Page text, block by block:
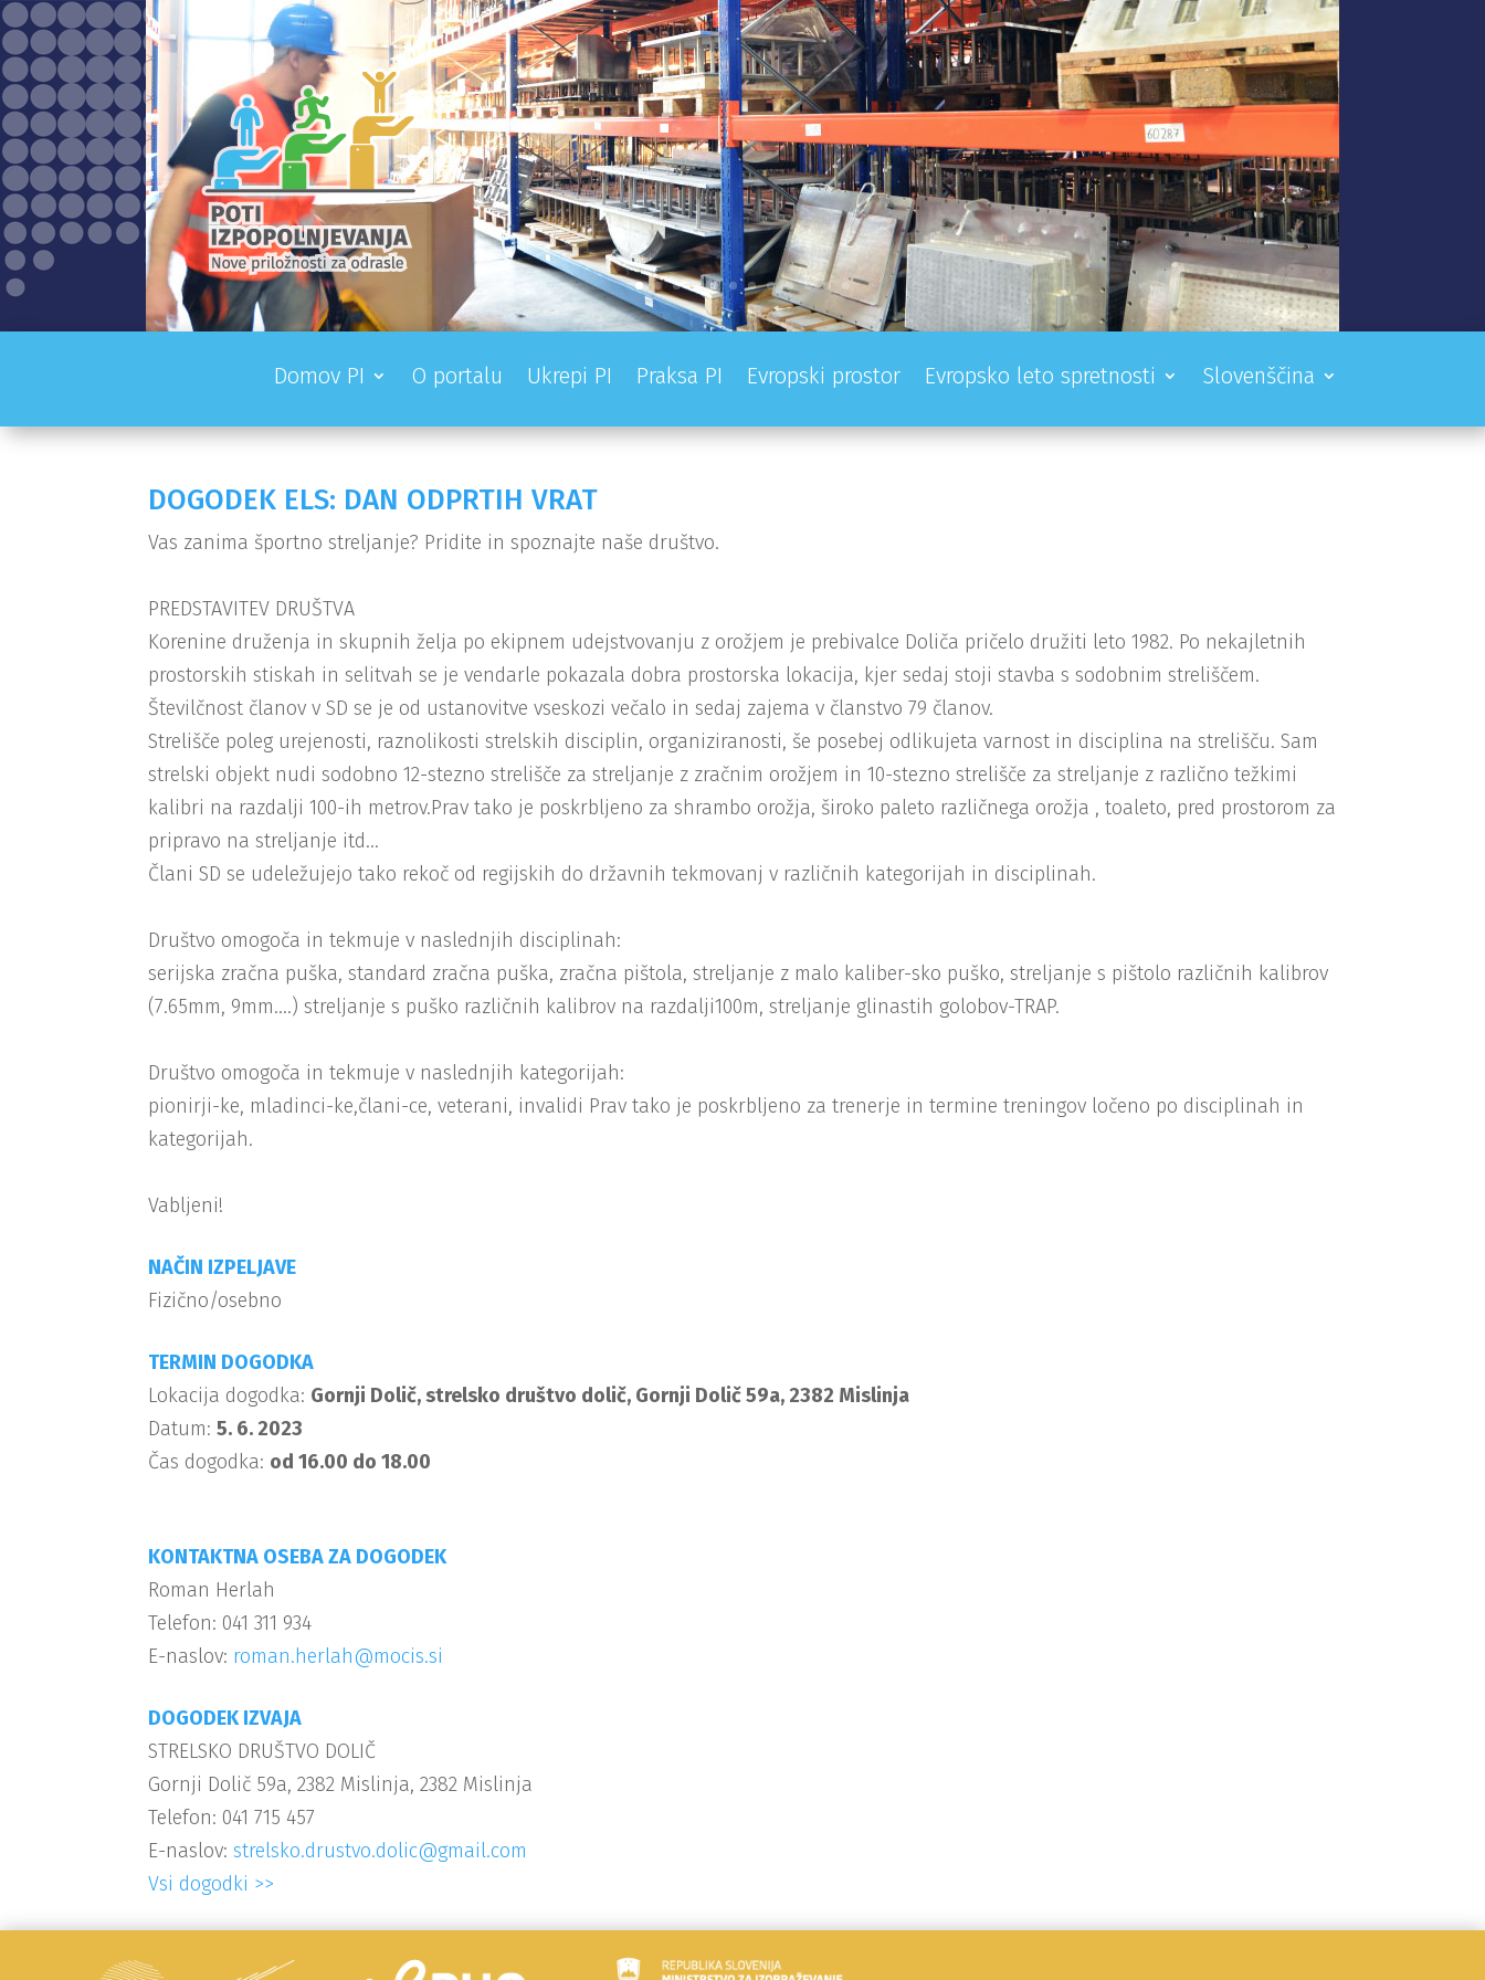
Domov PI O portalu Ukrepi PI Praksa PI Evropski prostor Evropsko leto spretnosti Slovenščina
DOGODEK ELS: DAN ODPRTIH VRAT
Vas zanima športno streljanje? Pridite in spoznajte naše društvo.
PREDSTAVITEV DRUŠTVA
Korenine druženja in skupnih želja po ekipnem udejstvovanju z orožjem je prebivalce Doliča pričelo družiti leto 1982. Po nekajletnih
prostorskih stiskah in selitvah se je vendarle pokazala dobra prostorska lokacija, kjer sedaj stoji stavba s sodobnim streliščem.
Številčnost članov v SD se je od ustanovitve vseskozi večalo in sedaj zajema v članstvo 79 članov.
Strelišče poleg urejenosti, raznolikosti strelskih disciplin, organiziranosti, še posebej odlikujeta varnost in disciplina na strelišču. Sam
strelski objekt nudi sodobno 12-stezno strelišče za streljanje z zračnim orožjem in 10-stezno strelišče za streljanje z različno težkimi
kalibri na razdalji 100-ih metrov.Prav tako je poskrbljeno za shrambo orožja, široko paleto različnega orožja , toaleto, pred prostorom za
pripravo na streljanje itd…
Člani SD se udeležujejo tako rekoč od regijskih do državnih tekmovanj v različnih kategorijah in disciplinah.
Društvo omogoča in tekmuje v naslednjih disciplinah:
serijska zračna puška, standard zračna puška, zračna pištola, streljanje z malo kaliber-sko puško, streljanje s pištolo različnih kalibrov
(7.65mm, 9mm….) streljanje s puško različnih kalibrov na razdalji100m, streljanje glinastih golobov-TRAP.
Društvo omogoča in tekmuje v naslednjih kategorijah:
pionirji-ke, mladinci-ke,člani-ce, veterani, invalidi Prav tako je poskrbljeno za trenerje in termine treningov ločeno po disciplinah in
kategorijah.
Vabljeni!
NAČIN IZPELJAVE
Fizično/osebno
TERMIN DOGODKA
Lokacija dogodka: Gornji Dolič, strelsko društvo dolič, Gornji Dolič 59a, 2382 Mislinja
Datum:5. 6. 2023
Čas dogodka: od 16.00 do 18.00
KONTAKTNA OSEBA ZA DOGODEK
Roman Herlah
Telefon: 041 311 934
E-naslov: roman.herlah@mocis.si
DOGODEK IZVAJA
STRELSKO DRUŠTVO DOLIČ
Gornji Dolič 59a, 2382 Mislinja, 2382 Mislinja
Telefon: 041 715 457
E-naslov:strelsko.drustvo.dolic@gmail.com
Vsi dogodki >>